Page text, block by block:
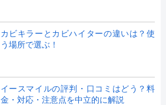
カビキラーとカビハイターの違いは？使
う場所で選ぶ！
イースマイルの評判・口コミはどう？料
金・対応・注意点を中立的に解説